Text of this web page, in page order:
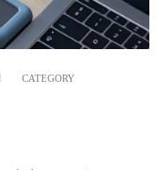
CATEGORY